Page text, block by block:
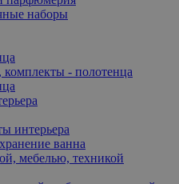
наборы
- полотенца
интерьера
ванна
мебелью, техникой